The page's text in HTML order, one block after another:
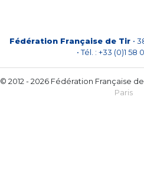
Fédération Française de Tir •
• Tél. : +33 (0)1 58
© 2012 - 2026 Fédération Française de
Paris